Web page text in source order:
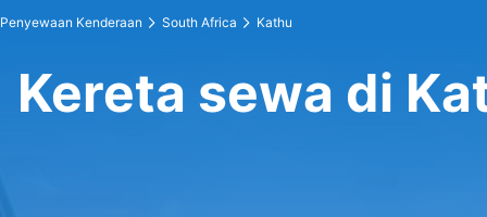
Penyewaan Kenderaan South Africa Kathu
Kereta sewa di